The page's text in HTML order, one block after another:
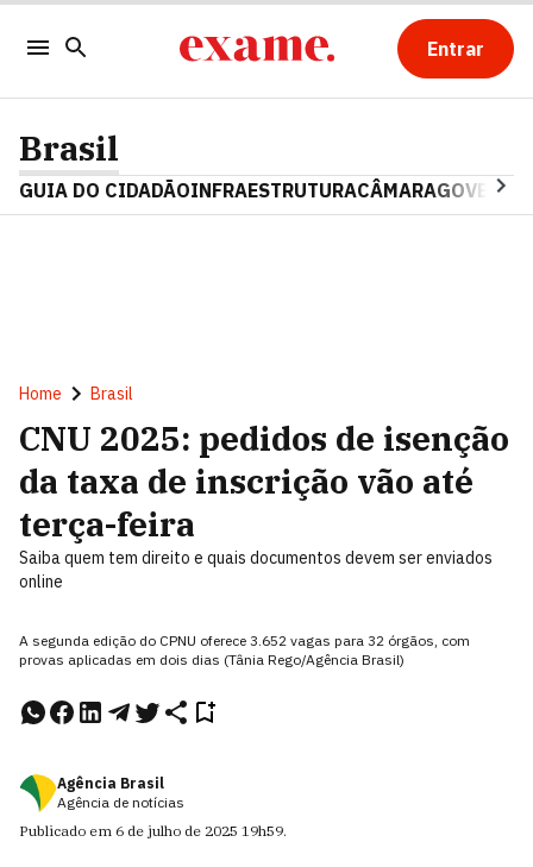
Entrar
Brasil
GUIA DO CIDADÃOINFRAESTRUTURACÂMARAGOVERNO
Home Brasil
CNU 2025: pedidos de isenção
da taxa de inscrição vão até
terça-feira
Saiba quem tem direito e quais documentos devem ser enviados
online
A segunda edição do CPNU oferece 3.652 vagas para 32 órgãos, com
provas aplicadas em dois dias (Tânia Rego/Agência Brasil)
Agência Brasil
Agência de notícias
Publicado em 6 de julho de 2025 19h59.